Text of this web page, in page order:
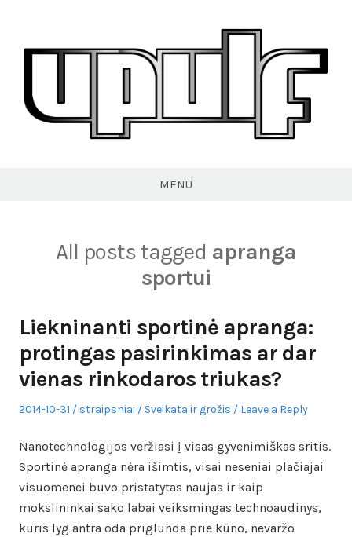
content
MENU
All posts tagged apranga
sportui
Liekninanti sportinė apranga:
protingas pasirinkimas ar dar
vienas rinkodaros triukas?
Posted
2014-10-31 Author
straipsniai
Posted
Sveikata ir grožis Leave a Reply
Nanotechnologijos veržiasi į visas gyvenimiškas sritis.
Sportinė apranga nėra išimtis, visai neseniai plačiajai
visuomenei buvo pristatytas naujas ir kaip
mokslininkai sako labai veiksmingas technoaudinys,
kuris lyg antra oda priglunda prie kūno, nevaržo